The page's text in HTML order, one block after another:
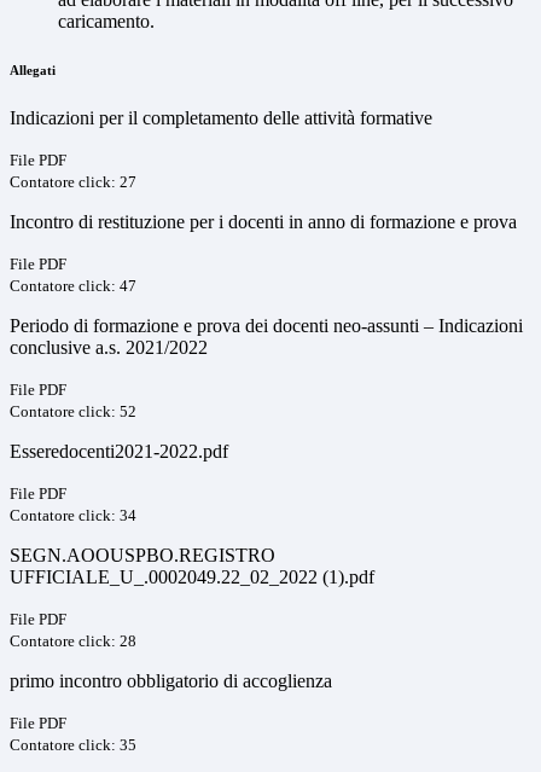
caricamento.
Allegati
Indicazioni per il completamento delle attività formative
File PDF
Contatore click: 27
Incontro di restituzione per i docenti in anno di formazione e prova
File PDF
Contatore click: 47
Periodo di formazione e prova dei docenti neo-assunti – Indicazioni
conclusive a.s. 2021/2022
File PDF
Contatore click: 52
Esseredocenti2021-2022.pdf
File PDF
Contatore click: 34
SEGN.AOOUSPBO.REGISTRO
UFFICIALE_U_.0002049.22_02_2022 (1).pdf
File PDF
Contatore click: 28
primo incontro obbligatorio di accoglienza
File PDF
Contatore click: 35